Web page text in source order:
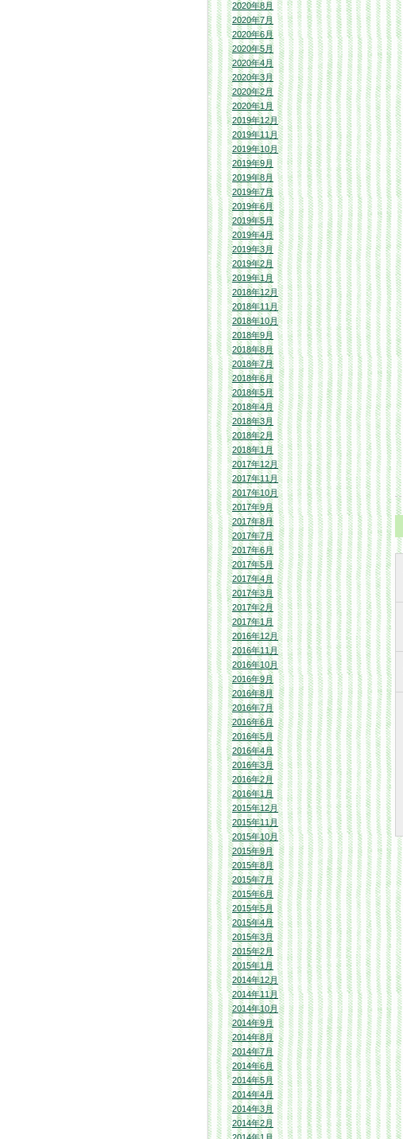
2020年8月
2020年7月
2020年6月
2020年5月
2020年4月
2020年3月
2020年2月
2020年1月
2019年12月
2019年11月
2019年10月
2019年9月
2019年8月
2019年7月
2019年6月
2019年5月
2019年4月
2019年3月
2019年2月
2019年1月
2018年12月
2018年11月
2018年10月
2018年9月
2018年8月
2018年7月
2018年6月
2018年5月
2018年4月
2018年3月
2018年2月
2018年1月
2017年12月
2017年11月
2017年10月
2017年9月
2017年8月
2017年7月
2017年6月
2017年5月
2017年4月
2017年3月
2017年2月
2017年1月
2016年12月
2016年11月
2016年10月
2016年9月
2016年8月
2016年7月
2016年6月
2016年5月
2016年4月
2016年3月
2016年2月
2016年1月
2015年12月
2015年11月
2015年10月
2015年9月
2015年8月
2015年7月
2015年6月
2015年5月
2015年4月
2015年3月
2015年2月
2015年1月
2014年12月
2014年11月
2014年10月
2014年9月
2014年8月
2014年7月
2014年6月
2014年5月
2014年4月
2014年3月
2014年2月